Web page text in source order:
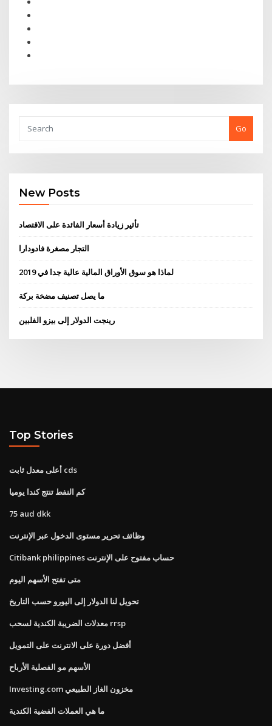
Go
New Posts
تأثير زيادة أسعار الفائدة على الاقتصاد
التجار مصغرة فادودارا
لماذا هو سوق الأوراق المالية عالية جدا في 2019
ما يصل تصنيف مضخة بركة
رينجت الدولار إلى بيزو الفلبين
Top Stories
أعلى معدل ثابت cds
كم النفط تنتج كندا يوميا
75 aud dkk
وظائف تحرير مستوى الدخول عبر الإنترنت
Citibank philippines حساب مفتوح على الإنترنت
متى تفتح الأسهم اليوم
تحويل لنا الدولار إلى اليورو حسب التاريخ
معدلات الضريبة الكندية لسحب rrsp
أفضل دورة على الانترنت على التمويل
الأسهم مو الفصلية الأرباح
Investing.com مخزون الغاز الطبيعي
ما هي العملات الفضية الكندية